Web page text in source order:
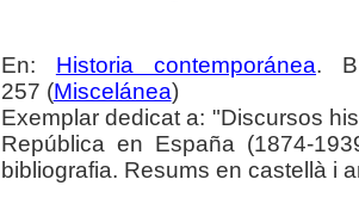
En: Historia contemporánea.
257 (Miscelánea)
Exemplar dedicat a: "Discursos
República en España (1874-
bibliografia. Resums en castellà i